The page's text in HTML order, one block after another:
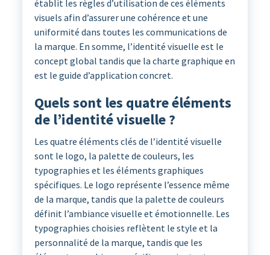
établit les règles d’utilisation de ces éléments
visuels afin d’assurer une cohérence et une
uniformité dans toutes les communications de
la marque. En somme, l’identité visuelle est le
concept global tandis que la charte graphique en
est le guide d’application concret.
Quels sont les quatre éléments
de l’identité visuelle ?
Les quatre éléments clés de l’identité visuelle
sont le logo, la palette de couleurs, les
typographies et les éléments graphiques
spécifiques. Le logo représente l’essence même
de la marque, tandis que la palette de couleurs
définit l’ambiance visuelle et émotionnelle. Les
typographies choisies reflètent le style et la
personnalité de la marque, tandis que les